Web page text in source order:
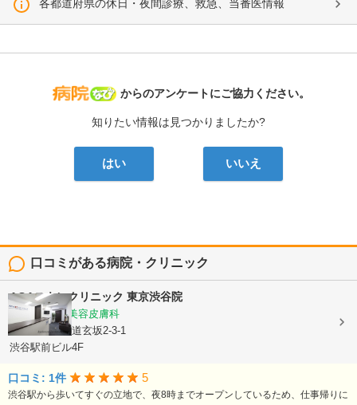
各都道府県の休日・夜間診療、救急、当番医情報
病院なび
からのアンケートにご協力ください。
知りたい情報は見つかりましたか?
はい いいえ
口コミがある病院・クリニック
AGAスキンクリニック 東京渋谷院
頭部皮膚科, 美容皮膚科
東京都渋谷区道玄坂2-3-1
渋谷駅前ビル4F
口コミ: 1件 5
渋谷駅から歩いてすぐの立地で、夜8時までオープンしているため、仕事帰りに